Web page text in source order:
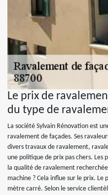
Le prix de
du type de
La société Sylvain Rénovation est
ravalement de façades. Ses
divers travaux de ravalement,
une politique de prix pas chers. Les
la qualité de ravalement
machine ? Cela influe sur le prix.
mètre carré. Selon le service